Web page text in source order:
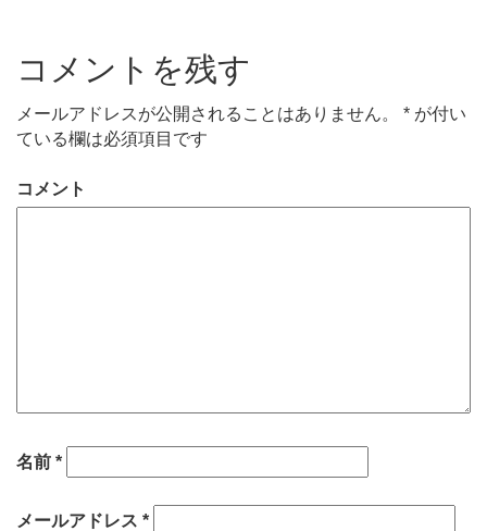
コメントを残す
メールアドレスが公開されることはありません。 * が付い
ている欄は必須項目です
コメント
名前 *
メールアドレス *